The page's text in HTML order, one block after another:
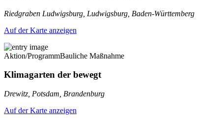
Riedgraben Ludwigsburg, Ludwigsburg, Baden-Württemberg
Auf der Karte anzeigen
Aktion/ProgrammBauliche Maßnahme
Klimagarten der bewegt
Drewitz, Potsdam, Brandenburg
Auf der Karte anzeigen